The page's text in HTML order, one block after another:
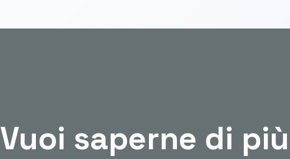
Vuoi saperne di